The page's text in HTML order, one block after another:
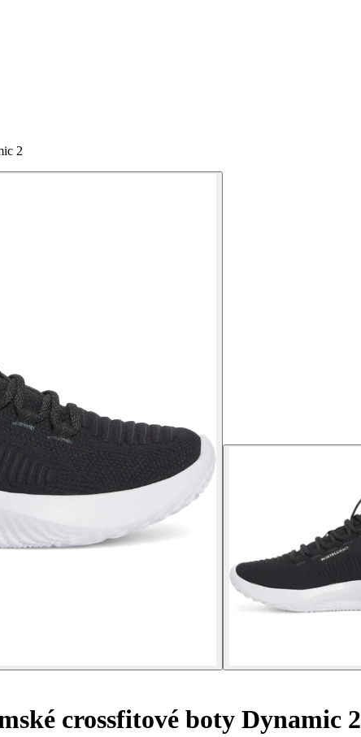
2
crossfitové boty Dynamic 2